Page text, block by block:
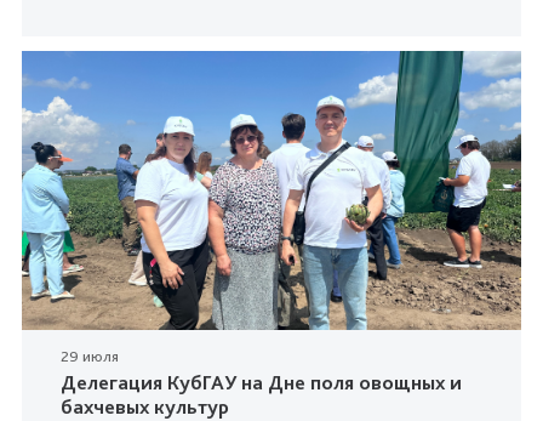
29 июля
Делегация КубГАУ на Дне поля овощных и
бахчевых культур